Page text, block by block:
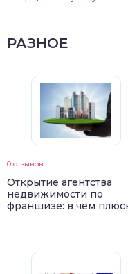
РАЗНОЕ
0 отзывов
Открытие агентства
недвижимости по
франшизе: в чем